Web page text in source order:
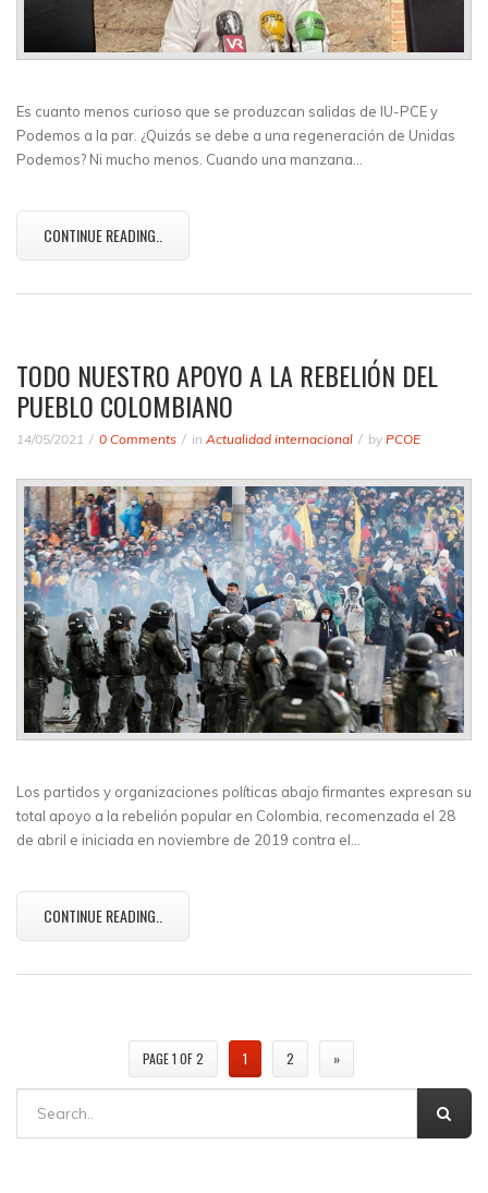
Es cuanto menos curioso que se produzcan salidas de IU-PCE y
Podemos a la par. ¿Quizás se debe a una regeneración de Unidas
Podemos? Ni mucho menos. Cuando una manzana…
CONTINUE READING..
TODO NUESTRO APOYO A LA REBELIÓN DEL
PUEBLO COLOMBIANO
14/05/2021 0 Comments in Actualidad internacional by PCOE
Los partidos y organizaciones políticas abajo firmantes expresan su
total apoyo a la rebelión popular en Colombia, recomenzada el 28
de abril e iniciada en noviembre de 2019 contra el…
CONTINUE READING..
PAGE 1 OF 2 1 2 »